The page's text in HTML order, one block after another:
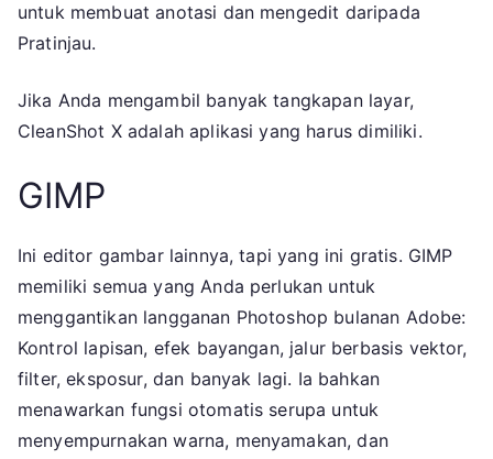
untuk membuat anotasi dan mengedit daripada
Pratinjau.
Jika Anda mengambil banyak tangkapan layar,
CleanShot X adalah aplikasi yang harus dimiliki.
GIMP
Ini editor gambar lainnya, tapi yang ini gratis. GIMP
memiliki semua yang Anda perlukan untuk
menggantikan langganan Photoshop bulanan Adobe:
Kontrol lapisan, efek bayangan, jalur berbasis vektor,
filter, eksposur, dan banyak lagi. Ia bahkan
menawarkan fungsi otomatis serupa untuk
menyempurnakan warna, menyamakan, dan